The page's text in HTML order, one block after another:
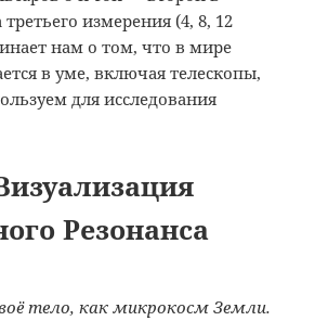
измерения (4, 8, 12
нам о том, что в мире
в уме, включая телескопы,
для исследования
Резонанса
тело, как микрокосм Земли.